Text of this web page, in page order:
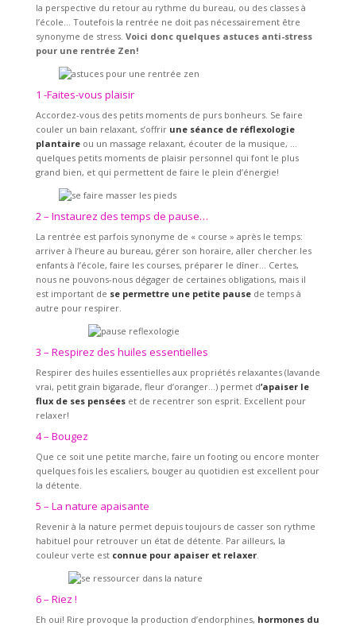
la perspective du retour au rythme du bureau, ou des classes à
l’école… Toutefois la rentrée ne doit pas nécessairement être
synonyme de stress. Voici donc quelques astuces anti-stress
pour une rentrée Zen!
1 -Faites-vous plaisir
Accordez-vous des petits moments de purs bonheurs. Se faire
couler un bain relaxant, s’offrir une séance de réflexologie
plantaireou un massage relaxant, écouter de la musique, …
quelques petits moments de plaisir personnel qui font le plus
grand bien, et qui permettent de faire le plein d’énergie!
2 – Instaurez des temps de pause…
La rentrée est parfois synonyme de « course » après le temps:
arriver à l’heure au bureau, gérer son horaire, aller chercher les
enfants à l’école, faire les courses, préparer le dîner… Certes,
nous ne pouvons-nous dégager de certaines obligations, mais il
est important de se permettre une petite pausede temps à
autre pour respirer.
3 – Respirez des huiles essentielles
Respirer des huiles essentielles aux propriétés relaxantes (lavande
vrai, petit grain bigarade, fleur d’oranger…) permet d’apaiser le
flux de ses penséeset de recentrer son esprit. Excellent pour
relaxer!
4 – Bougez
Que ce soit une petite marche, faire un footing ou encore monter
quelques fois les escaliers, bouger au quotidien est excellent pour
la détente.
5 – La nature apaisante
Revenir à la nature permet depuis toujours de casser son rythme
habituel pour retrouver un état de détente. Par ailleurs, la
couleur verte est connue pour apaiser et relaxer.
6 – Riez !
Eh oui! Rire provoque la production d’endorphines, hormones du